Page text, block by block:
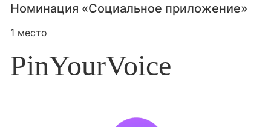
Номинация «Социальное приложение»
1 место
PinYourVoice